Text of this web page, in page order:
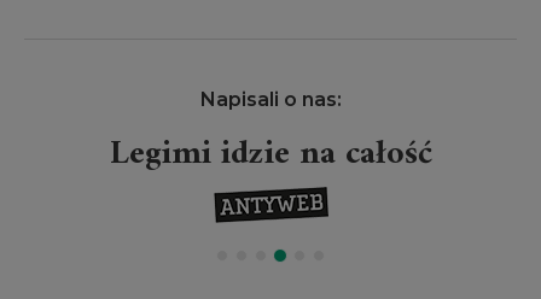
Napisali o nas:
Legimi idzie na całość